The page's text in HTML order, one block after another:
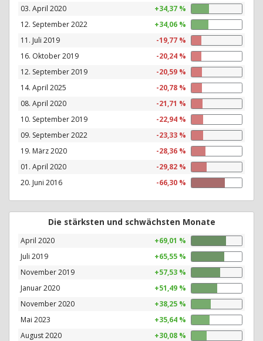
03. April 2020
+34,37 %
12. September 2022
+34,06 %
11. Juli 2019
-19,77 %
16. Oktober 2019
-20,24 %
12. September 2019
-20,59 %
14. April 2025
-20,78 %
08. April 2020
-21,71 %
10. September 2019
-22,94 %
09. September 2022
-23,33 %
19. März 2020
-28,36 %
01. April 2020
-29,82 %
20. Juni 2016
-66,30 %
Die stärksten und schwächsten Monate
April 2020
+69,01 %
Juli 2019
+65,55 %
November 2019
+57,53 %
Januar 2020
+51,49 %
November 2020
+38,25 %
Mai 2023
+35,64 %
August 2020
+30,08 %